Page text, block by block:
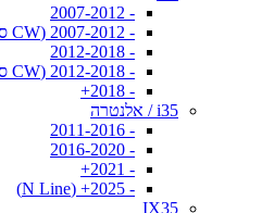
- 2007-2012
- 2007-2012 (CW סטיישן)
- 2012-2018
- 2012-2018 (CW סטיישן)
- 2018+
i35 / אלנטרה
- 2011-2016
- 2016-2020
- 2021+
- 2025+ (N Line)
IX35